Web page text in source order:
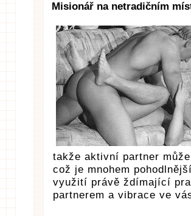
Misionář na netradičním
takže aktivní partner
což je mnohem
využití právě ždímající
partnerem a vibrace ve